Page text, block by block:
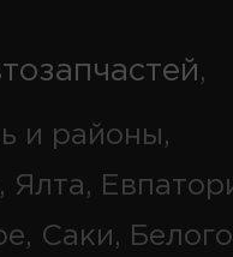
,
и районы,
Ялта,
Саки,